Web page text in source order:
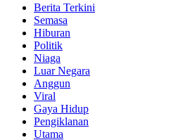
Berita Terkini
Semasa
Hiburan
Politik
Niaga
Luar Negara
Anggun
Viral
Gaya Hidup
Pengiklanan
Utama